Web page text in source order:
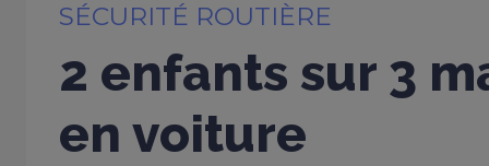
SÉCURITÉ ROUTIÈRE
2 enfants sur 3
en voiture